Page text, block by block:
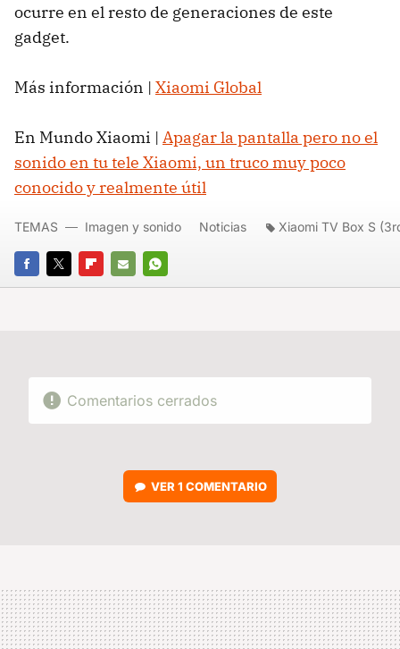
ocurre en el resto de generaciones de este
gadget.
Más información | Xiaomi Global
En Mundo Xiaomi | Apagar la pantalla pero no el
sonido en tu tele Xiaomi, un truco muy poco
conocido y realmente útil
FACEBOOK
TWITTERFLIPBOARD
E-
WHATSAPP
TEMAS Imagen y sonido Noticias Xiaomi TV Box S
Comentarios cerrados
VER 1 COMENTARIO